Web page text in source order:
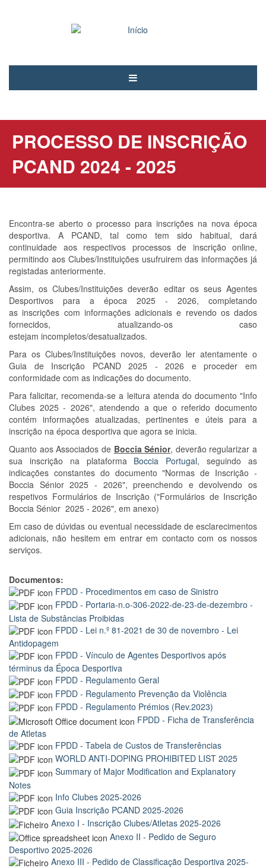
principal
PCAND
Associados
Modalidades
Contactos
Entrar
PROCESSO DE INSCRIÇÃO
PCAND 2024 - 2025
Encontra-se aberto o processo para inscrições na nova época
desportiva. A PCAND, tal como tem sido habitual, dará
continuidade aos respectivos processos de inscrição online,
permitindo aos Clubes/Instituições usufruirem das informações já
registadas anteriormente.
Assim, os Clubes/Instituições deverão editar os seus Agentes
Desportivos para a época 2025 - 2026, completando
as inscrições com informações adicionais e revendo os dados
fornecidos, atualizando-os caso
estejam incompletos/desatualizados.
Para os Clubes/Instituições novos, deverão ler atentamente o
Guia de Inscrição PCAND 2025 - 2026 e proceder em
conformidade com as indicações do documento.
Para falicitar, recomenda-se a leitura atenda do documento "Info
Clubes 2025 - 2026", atendendo a que o referido documento
contém informações atualizadas, pertinentes e úteis para a
inscrição na época desportiva que agora se inicia.
Quanto aos Associados de Boccia Sénior, deverão regularizar a
sua inscrição na plataforma Boccia Portugal, seguindo as
indicações constantes do documento "Normas de Inscrição -
Boccia Sénior 2025 - 2026", preenchendo e devolvendo os
respetivos Formulários de Inscrição ("Formulários de Inscrição
Boccia Sénior 2025 - 2026", em anexo)
Em caso de dúvidas ou eventual necessidade de esclarecimentos
adicionais, não hesitem em entrar em contacto com os nossos
serviços.
Documentos:
FPDD - Procedimentos em caso de Sinistro
FPDD - Portaria-n.o-306-2022-de-23-de-dezembro -
Lista de Substâncias Proibidas
FPDD - Lei n.º 81-2021 de 30 de novembro - Lei
Antidopagem
FPDD - Vínculo de Agentes Desportivos após
términus da Época Desportiva
FPDD - Regulamento Geral
FPDD - Regulamento Prevenção da Violência
FPDD - Regulamento Prémios (Rev.2023)
FPDD - Ficha de Transferência
de Atletas
FPDD - Tabela de Custos de Transferências
WORLD ANTI-DOPING PROHIBITED LIST 2025
Summary of Major Modification and Explanatory
Notes
Info Clubes 2025-2026
Guia Inscrição PCAND 2025-2026
Anexo I - Inscrição Clubes/Atletas 2025-2026
Anexo II - Pedido de Seguro
Desportivo 2025-2026
Anexo III - Pedido de Classificação Desportiva 2025-